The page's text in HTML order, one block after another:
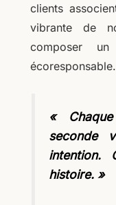
clients
vibrante de
composer
écoresponsable.
«
seconde
intention.
histoire. »